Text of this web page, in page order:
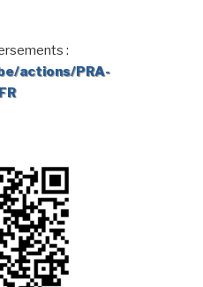
:
actions/PRA-